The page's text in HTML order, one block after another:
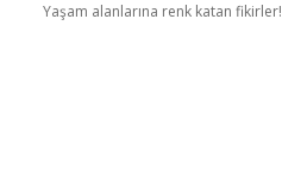
Yaşam alanlarına renk katan fikirler!